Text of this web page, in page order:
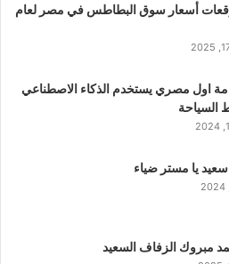
أسعار سوق البطاطس في مصر لعام
اول مصري يستخدم الذكاء الاصطناعي
السياحة
سعيد يا مستر ضياء
مبروك الزفاف السعيد